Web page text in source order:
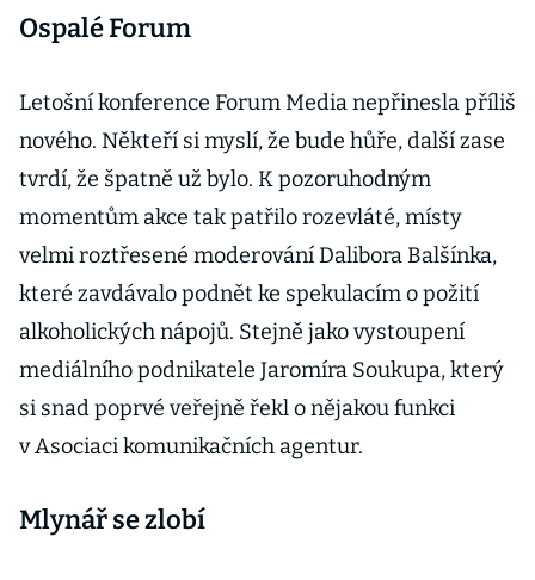
Ospalé Forum
Letošní konference Forum Media nepřinesla příliš
nového. Někteří si myslí, že bude hůře, další zase
tvrdí, že špatně už bylo. K pozoruhodným
momentům akce tak patřilo rozevláté, místy
velmi roztřesené moderování Dalibora Balšínka,
které zavdávalo podnět ke spekulacím o požití
alkoholických nápojů. Stejně jako vystoupení
mediálního podnikatele Jaromíra Soukupa, který
si snad poprvé veřejně řekl o nějakou funkci
v Asociaci komunikačních agentur.
Mlynář se zlobí